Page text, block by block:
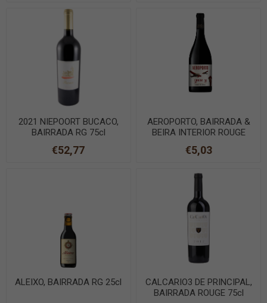
2021 NIEPOORT BUCACO,
BAIRRADA RG 75cl
€52,77
AEROPORTO, BAIRRADA &
BEIRA INTERIOR ROUGE
€5,03
ALEIXO, BAIRRADA RG 25cl
CALCARIO3 DE PRINCIPAL,
BAIRRADA ROUGE 75cl